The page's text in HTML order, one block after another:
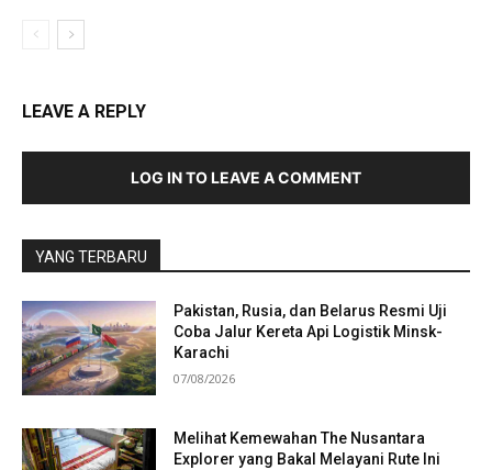
LEAVE A REPLY
LOG IN TO LEAVE A COMMENT
YANG TERBARU
Pakistan, Rusia, dan Belarus Resmi Uji
Coba Jalur Kereta Api Logistik Minsk-
Karachi
07/08/2026
Melihat Kemewahan The Nusantara
Explorer yang Bakal Melayani Rute Ini